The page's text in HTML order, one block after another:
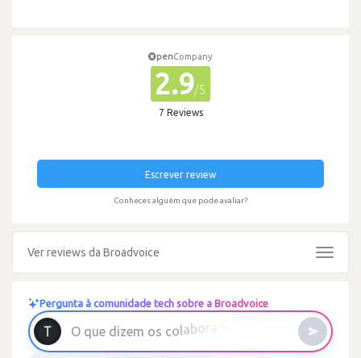
penCompany
2.9/5
7 Reviews
Escrever review
Conheces alguém que pode avaliar?
Ver reviews da Broadvoice
Toggle
Pergunta à comunidade tech sobre a Broadvoice